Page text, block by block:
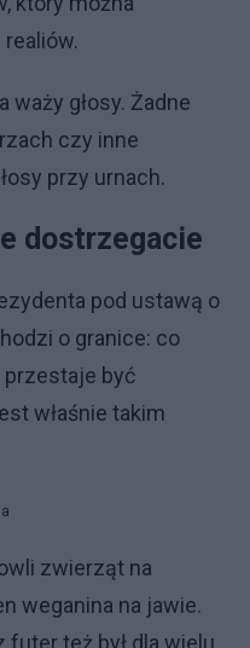
waży głosy. Żadne
czy inne
przy urnach.
dostrzegacie
pod ustawą o
o granice: co
przestaje być
właśnie takim
zwierząt na
weganina na jawie.
też był dla wielu